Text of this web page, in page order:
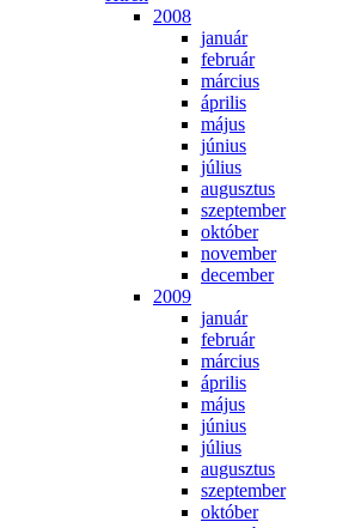
2008
ja­nu­ár
feb­ru­ár
már­ci­us
áp­ri­lis
má­jus
jú­ni­us
jú­li­us
au­gusz­tus
szep­tem­ber
ok­tó­ber
no­vem­ber
de­cem­ber
2009
ja­nu­ár
feb­ru­ár
már­ci­us
áp­ri­lis
má­jus
jú­ni­us
jú­li­us
au­gusz­tus
szep­tem­ber
ok­tó­ber